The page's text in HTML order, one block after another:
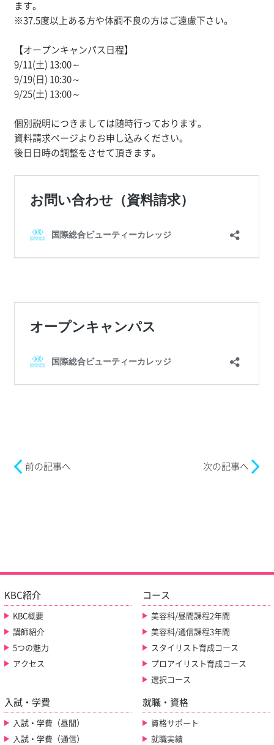
ます。
※37.5度以上ある方や体調不良の方はご遠慮下さい。
【オープンキャンパス日程】
9/11(土) 13:00～
9/19(日) 10:30～
9/25(土) 13:00～
個別説明につきましては随時行っております。
資料請求ページよりお申し込みください。
後日日時の調整をさせて頂きます。
前の記事へ 次の記事へ
KBC紹介
KBC概要
講師紹介
5つの魅力
アクセス
コース
美容科/昼間課程2年間
美容科/通信課程3年間
スタイリスト育成コース
プロアイリスト育成コース
選択コース
入試・学費
入試・学費（昼間）
入試・学費（通信）
就職・資格
資格サポート
就職実績